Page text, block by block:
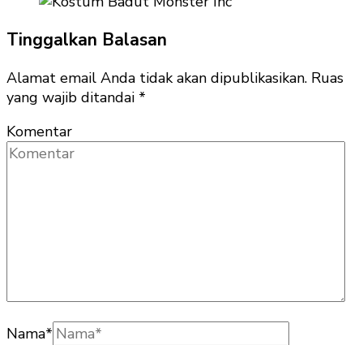
Tinggalkan Balasan
Alamat email Anda tidak akan dipublikasikan. Ruas
yang wajib ditandai *
Komentar
Nama*